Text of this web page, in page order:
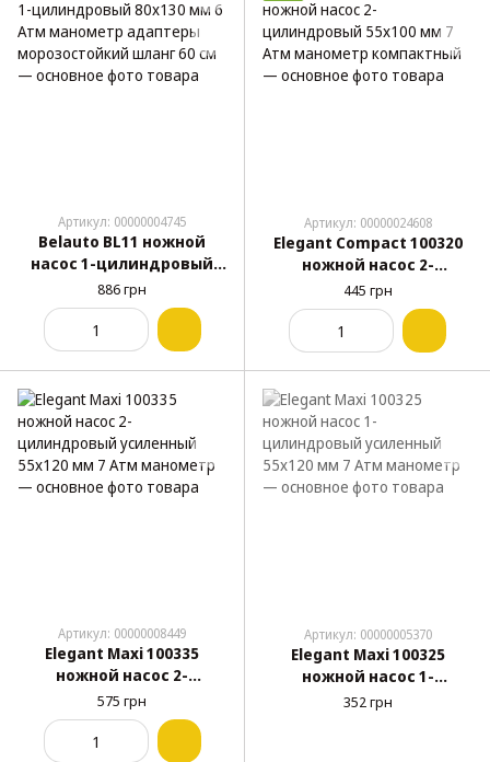
Артикул: 00000004745
Belauto BL11 ножной
насос 1-цилиндровый
80x130 мм 6 Атм
манометр адаптеры
морозостойкий шланг 60
см
886 грн
Артикул: 00000024608
Elegant Compact 100320
ножной насос 2-
цилиндровый 55x100 мм
7 Атм манометр
компактный
445 грн
Артикул: 00000008449
Elegant Maxi 100335
ножной насос 2-
цилиндровый
усиленный 55x120 мм 7
Атм манометр
575 грн
Артикул: 00000005370
Elegant Maxi 100325
ножной насос 1-
цилиндровый
352 грн